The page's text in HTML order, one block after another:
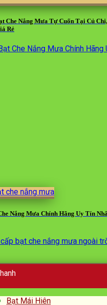
Che Nắng Mưa Tự Cuốn Tại Củ
Rẻ
Che Nắng Mưa Chính Hãng
Nắng Mưa Chính Hãng Uy Tín
bạt che nắng mưa ngoài
Bạt Mái Hiên